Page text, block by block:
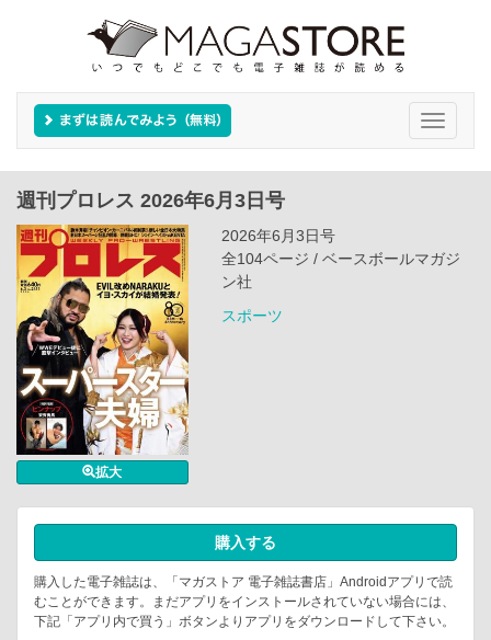
Toggle
週刊プロレス 2026年6月3日号
拡大
2026年6月3日号
全104ページ / ベースボールマガジ
ン社
スポーツ
購入する
購入した電子雑誌は、「マガストア 電子雑誌書店」Androidアプリで読
むことができます。まだアプリをインストールされていない場合には、
下記「アプリ内で買う」ボタンよりアプリをダウンロードして下さい。